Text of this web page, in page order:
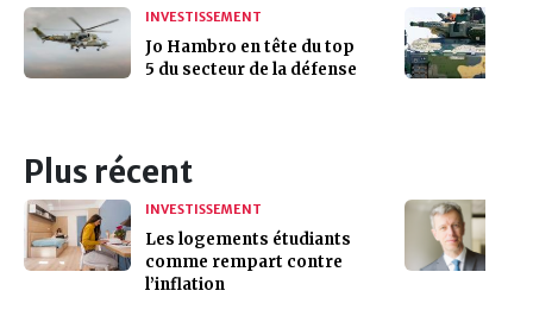
INVESTISSEMENT
Jo Hambro en tête du top
5 du secteur de la défense
Plus récent
INVESTISSEMENT
Les logements étudiants
comme rempart contre
l’inflation